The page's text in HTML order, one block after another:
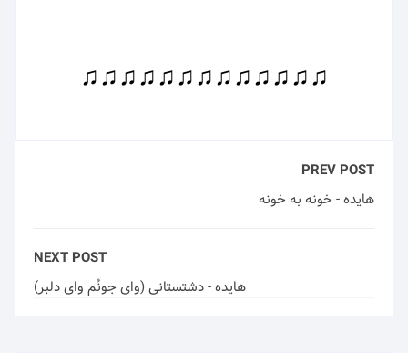
♫♫♫♫♫♫♫♫♫♫♫♫♫
PREV POST
هایده - خونه به خونه
NEXT POST
هایده - دشتستانی (وای جونُم وای دلبر)